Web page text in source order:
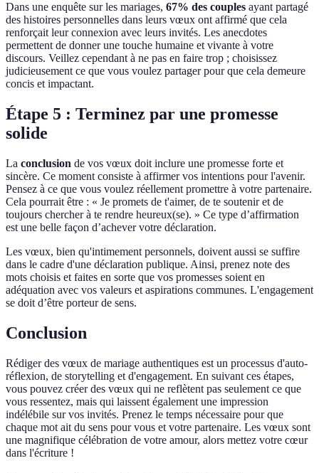
Dans une enquête sur les mariages, 67% des couples ayant partagé
des histoires personnelles dans leurs vœux ont affirmé que cela
renforçait leur connexion avec leurs invités. Les anecdotes
permettent de donner une touche humaine et vivante à votre
discours. Veillez cependant à ne pas en faire trop ; choisissez
judicieusement ce que vous voulez partager pour que cela demeure
concis et impactant.
Étape 5 : Terminez par une promesse
solide
La conclusion de vos vœux doit inclure une promesse forte et
sincère. Ce moment consiste à affirmer vos intentions pour l'avenir.
Pensez à ce que vous voulez réellement promettre à votre partenaire.
Cela pourrait être : « Je promets de t'aimer, de te soutenir et de
toujours chercher à te rendre heureux(se). » Ce type d’affirmation
est une belle façon d’achever votre déclaration.
Les vœux, bien qu'intimement personnels, doivent aussi se suffire
dans le cadre d'une déclaration publique. Ainsi, prenez note des
mots choisis et faites en sorte que vos promesses soient en
adéquation avec vos valeurs et aspirations communes. L'engagement
se doit d’être porteur de sens.
Conclusion
Rédiger des vœux de mariage authentiques est un processus d'auto-
réflexion, de storytelling et d'engagement. En suivant ces étapes,
vous pouvez créer des vœux qui ne reflètent pas seulement ce que
vous ressentez, mais qui laissent également une impression
indélébile sur vos invités. Prenez le temps nécessaire pour que
chaque mot ait du sens pour vous et votre partenaire. Les vœux sont
une magnifique célébration de votre amour, alors mettez votre cœur
dans l'écriture !